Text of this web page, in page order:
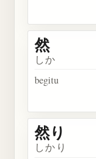
然
しか
begitu
然り
しかり